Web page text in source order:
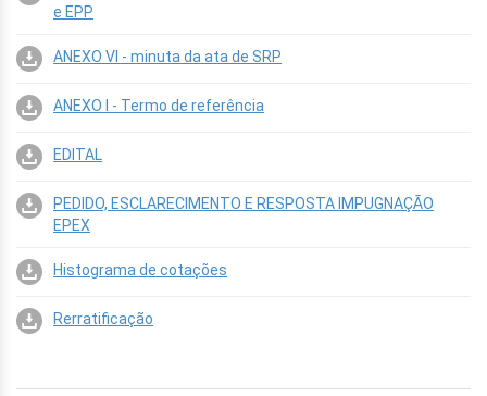
e EPP
ANEXO VI - minuta da ata de SRP
ANEXO I - Termo de referência
EDITAL
PEDIDO, ESCLARECIMENTO E RESPOSTA IMPUGNAÇÃO
EPEX
Histograma de cotações
Rerratificação